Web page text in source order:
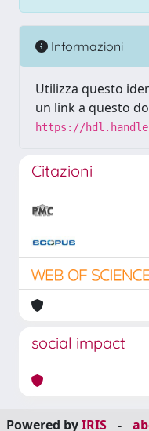
Informazioni
Utilizza questo
un link a questo
https://
Citazioni
social impact
Powered byIRIS -